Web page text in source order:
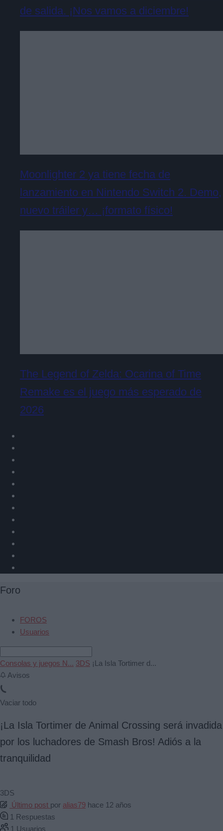
de salida. ¡Nos vamos a diciembre!
Moonlighter 2 ya tiene fecha de
lanzamiento en Nintendo Switch 2. Demo,
nuevo tráiler y… ¡formato físico!
The Legend of Zelda: Ocarina of Time
Remake es el juego más esperado de
2026
Foro
FOROS
Usuarios
Consolas y juegos N... 3DS ¡La Isla Tortimer d...
Avisos
Vaciar todo
¡La Isla Tortimer de Animal Crossing será invadida
por los luchadores de Smash Bros! Adiós a la
tranquilidad
3DS
Último post por alias79 hace 12 años
1 Respuestas
1 Usuarios